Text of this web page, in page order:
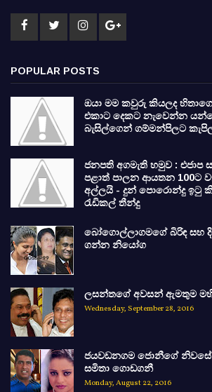
POPULAR POSTS
ඔයා මම කවුරු කියලද
එකාට දෙකට නැවෙන්න
බැසිල්ගෙන් ගම්මන්පිලට
ජනපති අගමැති හමුව : එජාප
පළාත් පාලන ආයතන 100ට
අල්ලයි - දුන් පොරොන්දු ඉටු
රැඩිකල් තීන්දු
බෝගොල්ලාගමගේ බිරිඳ සහ
ගන්න නියෝග
ලසන්තගේ අවසන් ඇමතුම
Wednesday, September 28, 2016
ජයවඩනගම ජොනීගේ නිවසේ
සමිතා ගොඩගනී
Monday, August 22, 2016